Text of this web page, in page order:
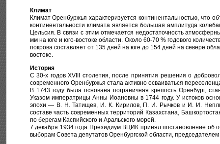
Климат
Климат Оренбуржья характеризуется континентальностью, что
континентальности климата является большая амплитуда
Цельсия. В связи с этим отмечается недостаточность
мм на юге и юго-востоке области. Около 60-70 % годового
покрова составляет от 135 дней на юге до 154 дней на севере
востоке.
История
С 30-х годов XVIII столетия, после принятия решения о
современного Оренбуржья стала активно осваиваться
В 1743 году была основана пограничная крепость Оренбург,
Указом императрицы Анны Иоановны в 1744 году. У истоков
эпохи — В. Н. Татищев, И. К. Кирилов, П. И. Рычков и И. И.
составе часть современных территорий Казахстана,
по берегам Каспийского и Аральского морей.
7 декабря 1934 года Президиум ВЦИК принял постановление об
выборам Совета депутатов Оренбургской области,